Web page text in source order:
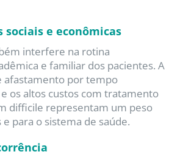
sociais e econômicas
interfere na rotina
e familiar dos pacientes. A
afastamento por tempo
os altos custos com tratamento
difficile representam um peso
e para o sistema de saúde.